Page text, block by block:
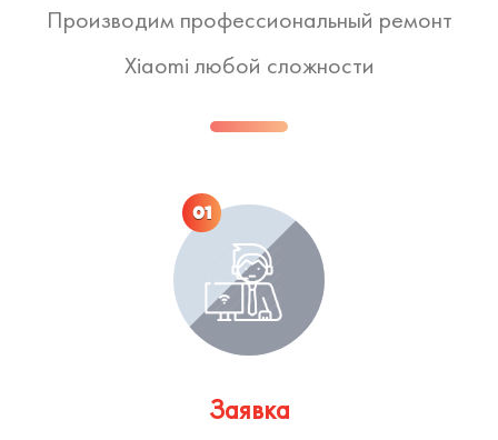
Производим профессиональный ремонт
Xiaomi любой сложности
01
Заявка